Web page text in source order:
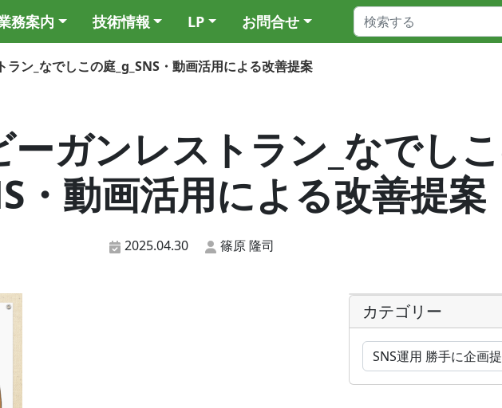
務案内 技術情報 LP お問合せ
ン_なでしこの庭_g_SNS・動画活用による改善提案
ガンレストラン_なでし
・動画活用による改善提案
2025.04.30 篠原 隆司
カテゴリー